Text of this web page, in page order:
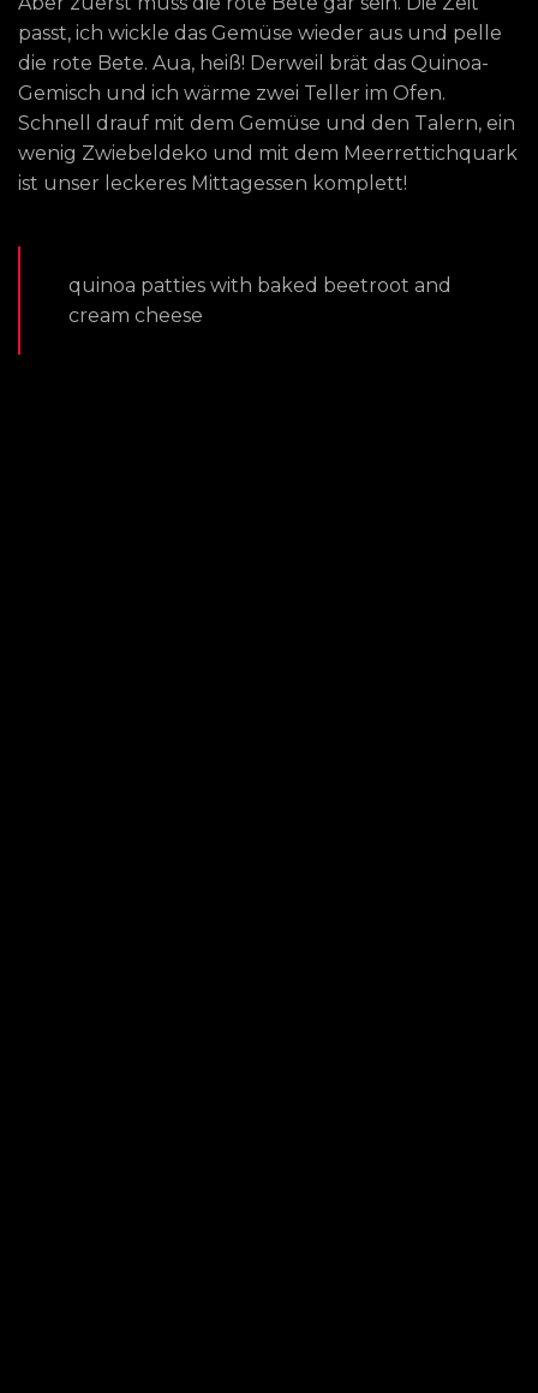
passt, ich wickle das Gemüse wieder aus und pelle
die rote Bete. Aua, heiß! Derweil brät das Quinoa-
Gemisch und ich wärme zwei Teller im Ofen.
Schnell drauf mit dem Gemüse und den Talern, ein
wenig Zwiebeldeko und mit dem Meerrettichquark
ist unser leckeres Mittagessen komplett!
quinoa patties with baked beetroot and
cream cheese